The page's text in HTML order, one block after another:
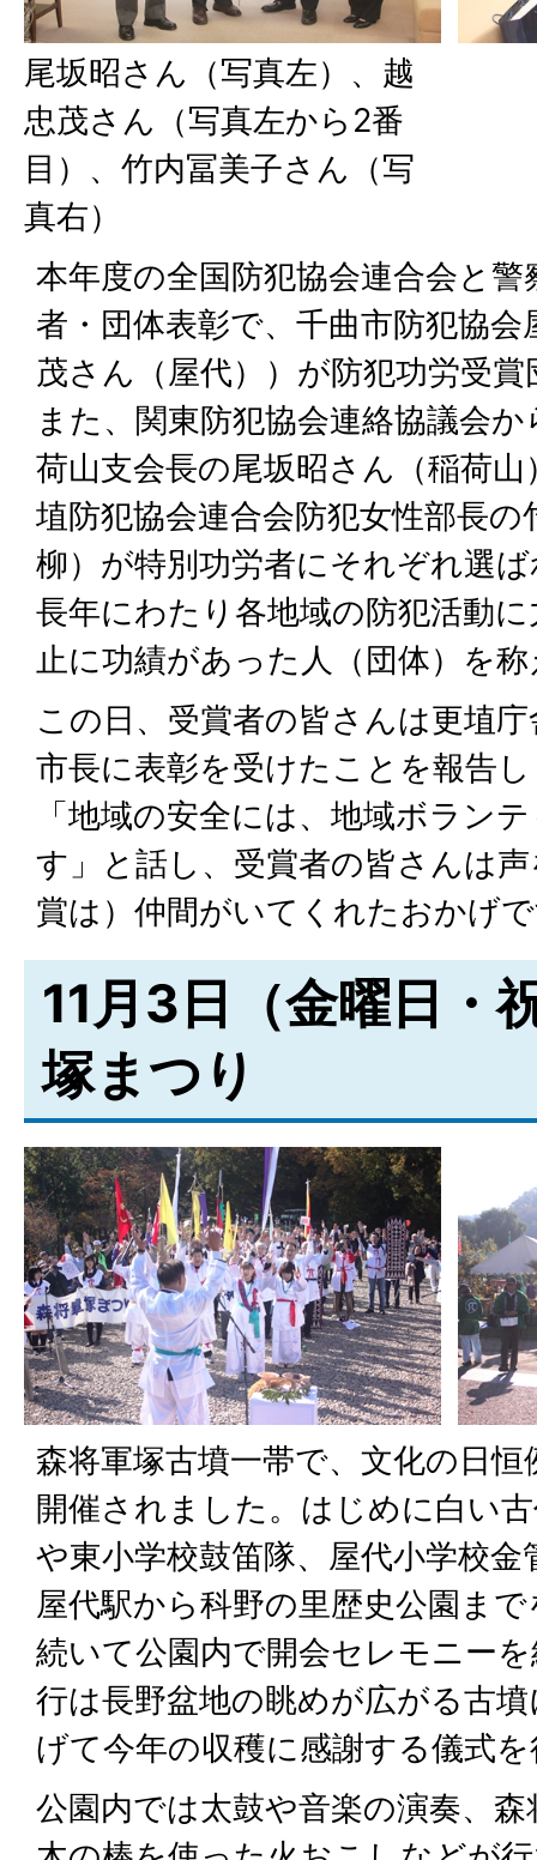
尾坂昭さん（写真左）、越
忠茂さん（写真左から2番
目）、竹内冨美子さん（写
真右）
本年度の全国防犯協会連合会と
者・団体表彰で、千曲市防犯協
茂さん（屋代））が防犯功労受
また、関東防犯協会連絡協議会
荷山支会長の尾坂昭さん（稲荷
埴防犯協会連合会防犯女性部長
柳）が特別功労者にそれぞれ選
長年にわたり各地域の防犯活動
止に功績があった人（団体）を
この日、受賞者の皆さんは更埴
市長に表彰を受けたことを報告
「地域の安全には、地域ボラン
す」と話し、受賞者の皆さんは
賞は）仲間がいてくれたおかげ
11月3日（金曜日・
塚まつり
森将軍塚古墳一帯で、文化の日
開催されました。はじめに白い
や東小学校鼓笛隊、屋代小学校
屋代駅から科野の里歴史公園ま
続いて公園内で開会セレモニー
行は長野盆地の眺めが広がる古
げて今年の収穫に感謝する儀式
公園内では太鼓や音楽の演奏、